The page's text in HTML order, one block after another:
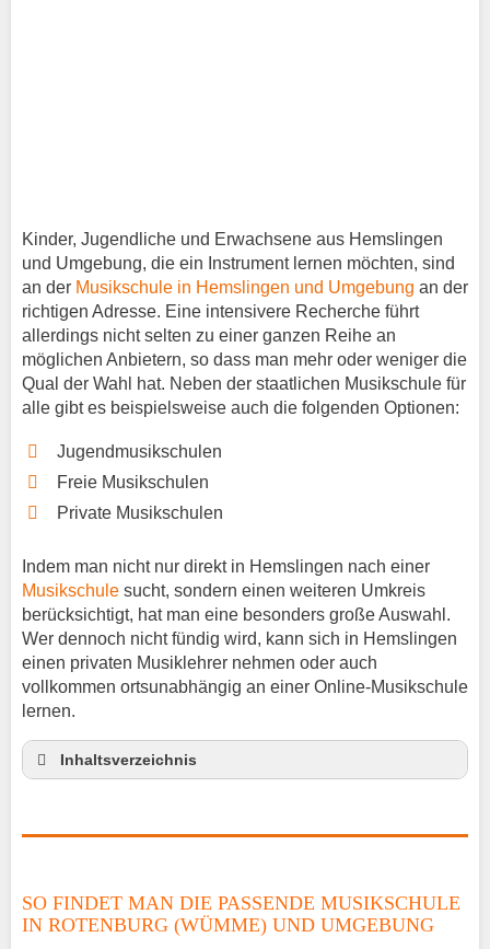
Kinder, Jugendliche und Erwachsene aus Hemslingen
und Umgebung, die ein Instrument lernen möchten, sind
an der Musikschule in Hemslingen und Umgebung an der
richtigen Adresse. Eine intensivere Recherche führt
allerdings nicht selten zu einer ganzen Reihe an
möglichen Anbietern, so dass man mehr oder weniger die
Qual der Wahl hat. Neben der staatlichen Musikschule für
alle gibt es beispielsweise auch die folgenden Optionen:
Jugendmusikschulen
Freie Musikschulen
Private Musikschulen
Indem man nicht nur direkt in Hemslingen nach einer
Musikschule sucht, sondern einen weiteren Umkreis
berücksichtigt, hat man eine besonders große Auswahl.
Wer dennoch nicht fündig wird, kann sich in Hemslingen
einen privaten Musiklehrer nehmen oder auch
vollkommen ortsunabhängig an einer Online-Musikschule
lernen.
Inhaltsverzeichnis
Gitarrenunterricht Hemslingen
Musiklehrer Stellenangebote – Hemslingen
SO FINDET MAN DIE PASSENDE MUSIKSCHULE
IN ROTENBURG (WÜMME) UND UMGEBUNG